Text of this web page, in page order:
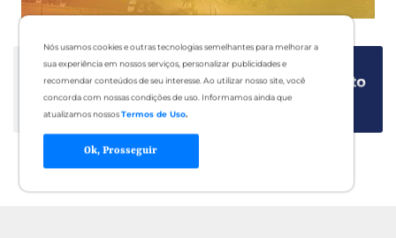
Nós usamos cookies e outras tecnologias semelhantes para melhorar a
sua experiência em nossos serviços, personalizar publicidades e
recomendar conteúdos de seu interesse. Ao utilizar nosso site, você
concorda com nossas condições de uso. Informamos ainda que
atualizamos nossosTermos de Uso.
Ok, Prosseguir